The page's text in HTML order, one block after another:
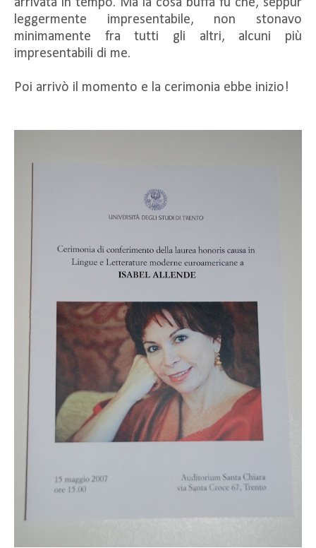
leggermente impresentabile, non stonavo
minimamente fra tutti gli altri, alcuni più
impresentabili di me.
Poi arrivò il momento e la cerimonia ebbe inizio!